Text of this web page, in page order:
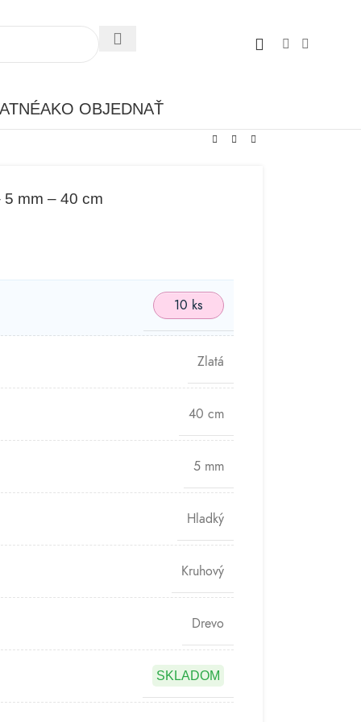
AKO OBJEDNAŤ
mm – 40 cm
10 ks
Zlatá
40 cm
5 mm
Hladký
Kruhový
Drevo
SKLADOM